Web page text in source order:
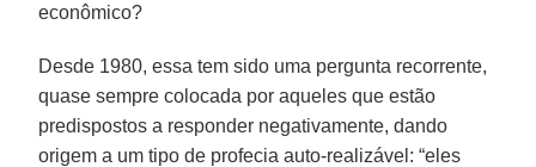
econômico?
Desde 1980, essa tem sido uma pergunta recorrente,
quase sempre colocada por aqueles que estão
predispostos a responder negativamente, dando
origem a um tipo de profecia auto-realizável: “eles